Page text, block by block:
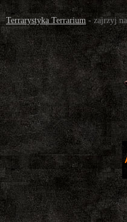
Terrarystyka Terrarium - zajrzyj